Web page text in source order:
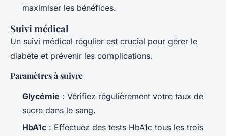
maximiser les bénéfices.
Suivi médical
Un suivi médical régulier est crucial pour gérer le
diabète et prévenir les complications.
Paramètres à suivre
Glycémie : Vérifiez régulièrement votre taux de
sucre dans le sang.
HbA1c : Effectuez des tests HbA1c tous les trois